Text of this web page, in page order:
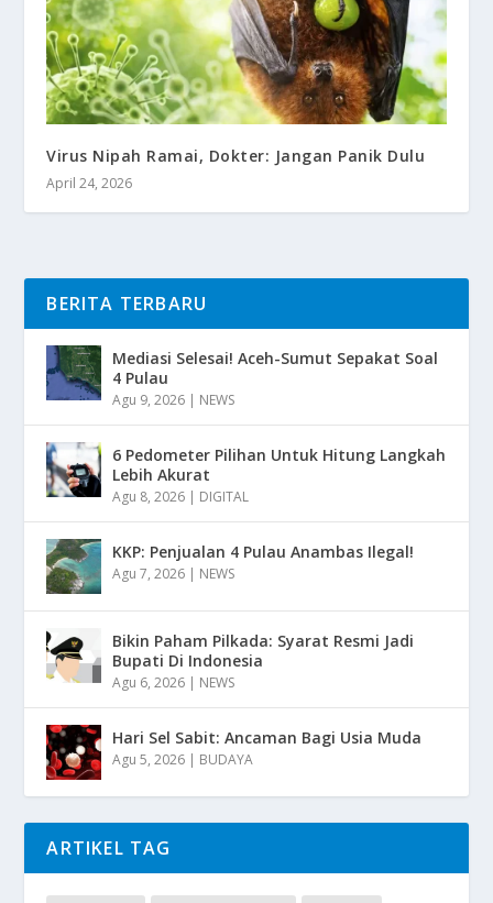
Virus Nipah Ramai, Dokter: Jangan Panik Dulu
April 24, 2026
BERITA TERBARU
Mediasi Selesai! Aceh-Sumut Sepakat Soal
4 Pulau
Agu 9, 2026 | NEWS
6 Pedometer Pilihan Untuk Hitung Langkah
Lebih Akurat
Agu 8, 2026 | DIGITAL
KKP: Penjualan 4 Pulau Anambas Ilegal!
Agu 7, 2026 | NEWS
Bikin Paham Pilkada: Syarat Resmi Jadi
Bupati Di Indonesia
Agu 6, 2026 | NEWS
Hari Sel Sabit: Ancaman Bagi Usia Muda
Agu 5, 2026 | BUDAYA
ARTIKEL TAG